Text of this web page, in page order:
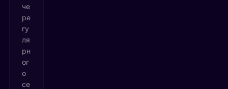
че
ре
гу
ля
рн
ог
о
се